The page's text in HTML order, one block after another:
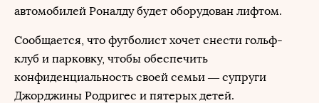
автомобилей Роналду будет оборудован лифтом.
Сообщается, что футболист хочет снести гольф-
клуб и парковку, чтобы обеспечить
конфиденциальность своей семьи — супруги
Джорджины Родригес и пятерых детей.